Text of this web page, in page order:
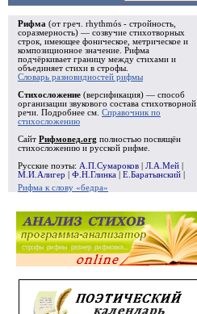
Рифма (от греч. rhythmós - стройность,
соразмерность) — созвучие стихотворных
строк, имеющее фоническое, метрическое и
композиционное значение. Рифма
подчёркивает границу между стихами и
объединяет стихи в строфы
Словарь разновидностей рифмы
Стихосложение (версификация) — способ
организации звукового состава стихотворной
речи. Подробнее см. Справочник по
стихосложению
Сайт Рифмовед.org полностью посвящён
стихосложению и русской рифме.
Русские поэты: А.П.Сумароков Л.А.Мей
М.И.Алигер
Ф.Н.Глинка Е.Баратынский
Рифма к слову «бедра»